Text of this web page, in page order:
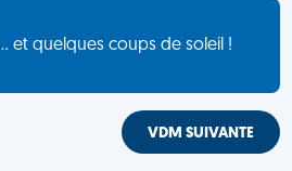
et quelques coups de soleil !
VDM SUIVANTE